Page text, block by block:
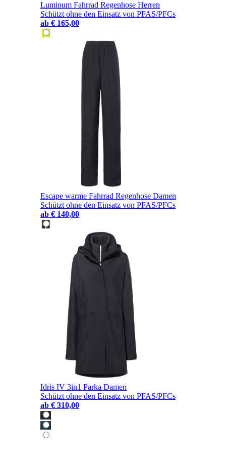
Luminum Fahrrad Regenhose Herren
Schützt ohne den Einsatz von PFAS/PFCs
ab € 165,00
Escape warme Fahrrad Regenhose Damen
Schützt ohne den Einsatz von PFAS/PFCs
ab € 140,00
Idris IV 3in1 Parka Damen
Schützt ohne den Einsatz von PFAS/PFCs
ab € 310,00